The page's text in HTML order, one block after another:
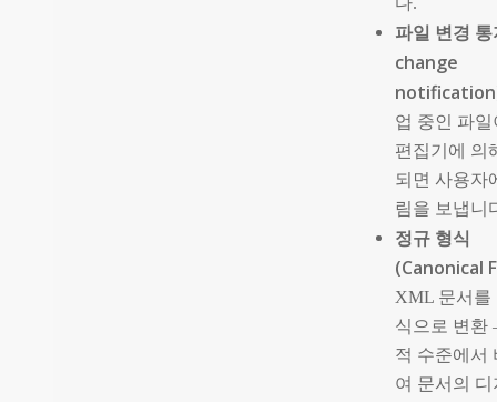
파일 변경
change
업 중인 파
편집기에 의
되면 사용자
림을 보냅니
정규 형식
(Canonical
XML 문서를
식으로 변환
적 수준에서
여 문서의